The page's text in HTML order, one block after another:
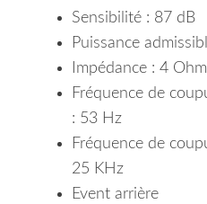
Sensibilité : 87 dB
Puissance
Impédance : 4 Ohm
Fréquence de
: 53 Hz
Fréquence de
25 KHz
Event arrière